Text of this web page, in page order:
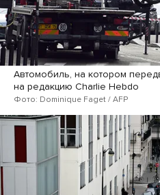
Автомобиль, на котором
на редакцию Charlie Hebdo
Фото: Dominique Faget / AFP